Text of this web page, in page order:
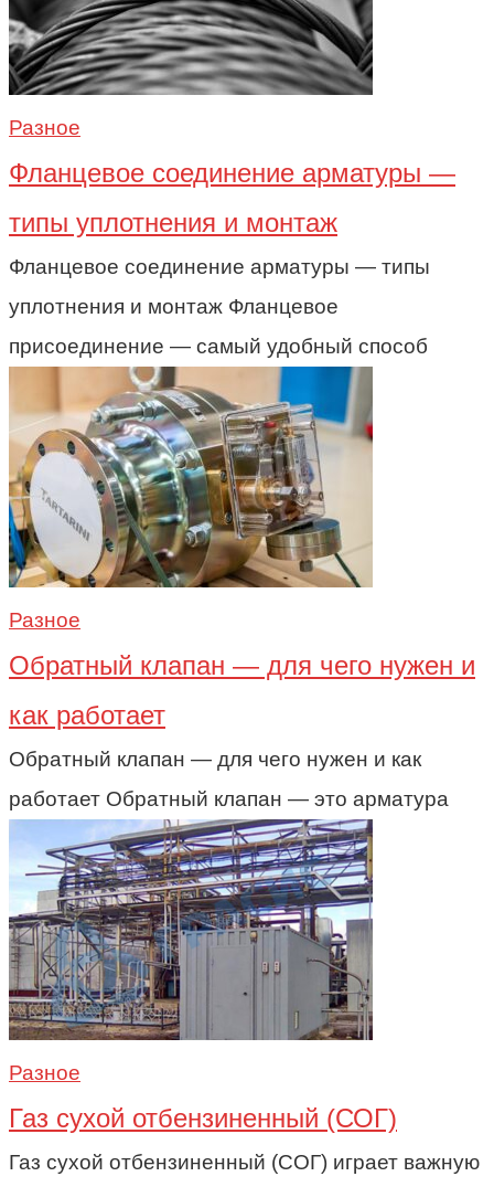
Разное
Фланцевое соединение арматуры —
типы уплотнения и монтаж
Фланцевое соединение арматуры — типы
уплотнения и монтаж Фланцевое
присоединение — самый удобный способ
Разное
Обратный клапан — для чего нужен и
как работает
Обратный клапан — для чего нужен и как
работает Обратный клапан — это арматура
Разное
Газ сухой отбензиненный (СОГ)
Газ сухой отбензиненный (СОГ) играет важную